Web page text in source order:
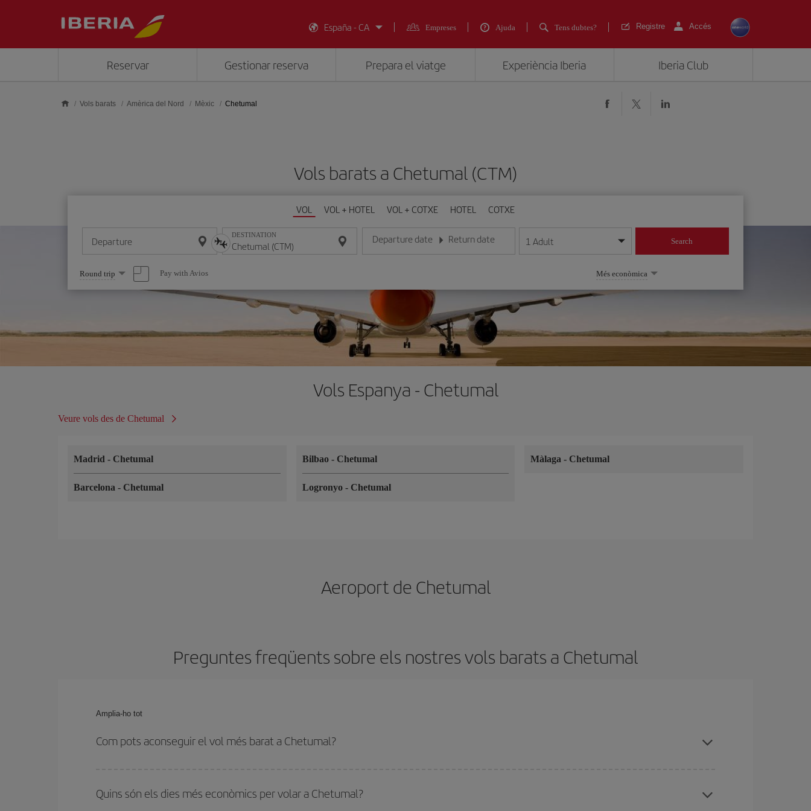
España - CA
Empreses Ajuda Tens dubtes? Registre Accés
Reservar Gestionar reserva Prepara el viatge Experiència Iberia Iberia Club
Vols barats Amèrica del Nord Mèxic Chetumal
Vols barats a Chetumal (CTM)
VOL VOL + HOTEL VOL + COTXE HOTEL COTXE
Departure DESTINATION Departure date
Introduce la fecha en format dia/mes/any
Return date
Introduce la fecha en format dia/mes/any
1 Adult Search
Select
one
option
Round trip Pay with Avios Més econòmica
Vols Espanya - Chetumal
Veure vols des de Chetumal
Madrid - Chetumal
Barcelona - Chetumal
Bilbao - Chetumal
Logronyo - Chetumal
Màlaga- Chetumal
Aeroport de Chetumal
Preguntes freqüents sobre els nostres vols barats a Chetumal
Amplia-ho tot
Com pots aconseguir el vol més barat a Chetumal?
els horaris d'anada i tornada. A més, si encara no has decidit una destinació per al teu viatge, mira les nostres ofertes i deixa't inspirar: segur que trobes el vol més barat.
Quins són els dies més econòmics per volar a Chetumal?